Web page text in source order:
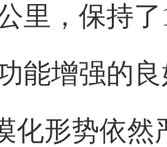
里，保持
能增强的
化形势依然